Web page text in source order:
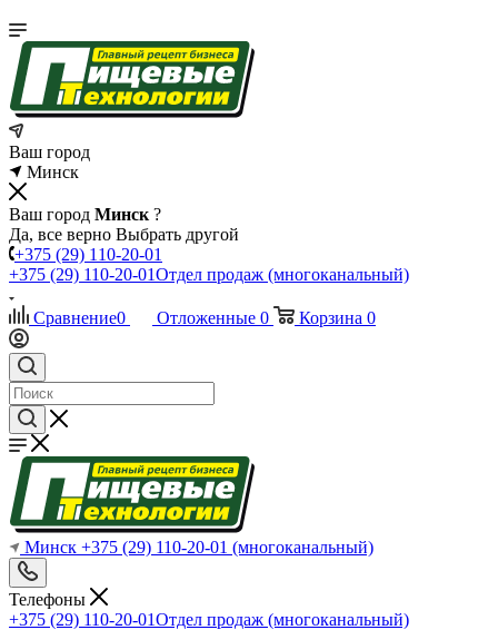
Ваш город
Минск
Ваш город Минск ?
Да, все верно Выбрать другой
+375 (29) 110-20-01
+375 (29) 110-20-01Отдел продаж (многоканальный)
Сравнение0 Отложенные 0 Корзина 0
Минск +375 (29) 110-20-01 (многоканальный)
Телефоны
+375 (29) 110-20-01Отдел продаж (многоканальный)